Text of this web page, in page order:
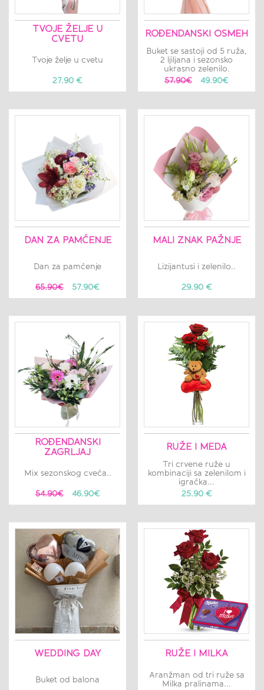
TVOJE ŽELJE U
CVETU
Tvoje želje u cvetu
27.90 €
ROĐENDANSKI OSMEH
Buket se sastoji od 5 ruža,
2 ljiljana i sezonsko
ukrasno zelenilo.
57.90€
49.90€
DAN ZA PAMĆENJE
Dan za pamćenje
65.90€ 57.90€
MALI ZNAK PAŽNJE
Lizijantusi i zelenilo..
29.90 €
ROĐENDANSKI
ZAGRLJAJ
Mix sezonskog cveća..
54.90€ 46.90€
RUŽE I MEDA
Tri crvene ruže u
kombinaciji sa zelenilom i
igračka...
25.90 €
WEDDING DAY
Buket od balona
RUŽE I MILKA
Aranžman od tri ruže sa
Milka pralinama...